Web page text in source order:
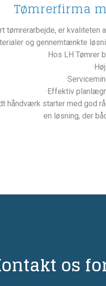
Tømrerfirma
tømrerarbejde, er kvaliteten
og gennemtænkte
Hos LH Tømrer
·​Effektiv
håndværk starter med god
en løsning, der
os